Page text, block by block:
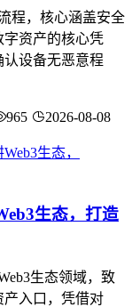
程，核心涵盖安全
资产的核心凭
设备无恶意程
965 2026-08-08
生态，打造
生态领域，致
产入口，凭借对